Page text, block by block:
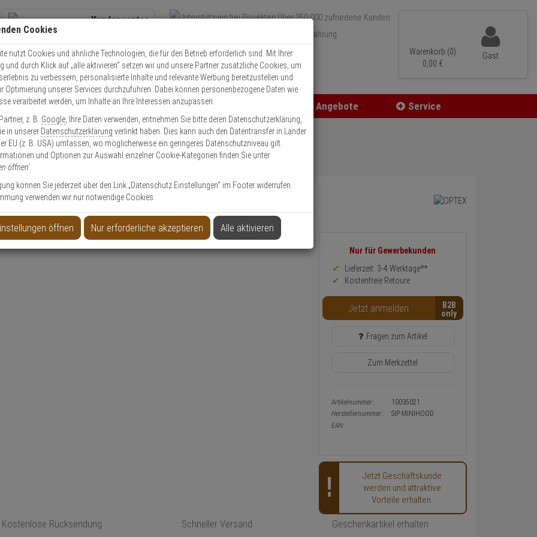
Kundencenter
Kontaktservice nutzen
Mo. - Do.: 8:00 - 16:30 Fr. 8:00 - 14:00 Uhr
Über 350.000 zufriedene Kunden
Über 15 Jahre Erfahrung
Schneller Versand
Warenkorb (0)
0, 00 €
Gast
Zutritt Einbruch Angebote Service
MINIHOOD Sonnen und Schneeschutz
Schneeschutz
Produktinformationen
Zubehörartikel, Schutzdach
Informationen
Preis,
Verfügbakeit
Warenkorb-
oder
Konfigurieren-
Nur für Gewerbekunden
Lieferzeit: 3-4 Werktage**
Kostenfreie Retoure
Jetzt anmelden B2B
Fragen zum Artikel
Zum Merkzettel
Artikelnummer:
10035021
Herstellernummer:
SIP-MINIHOOD
EAN:
Jetzt Geschäftskunde
werden und attraktive
Vorteile erhalten.
Kostenlose Rücksendung Schneller Versand Geschenkartikel erhalten
Cookies
nutzt Cookies und ähnliche Technologien, die für den Betrieb erforderlich sind. Mit Ihrer
und durch Klick auf „alle aktivieren“ setzen wir und unsere Partner zusätzliche Cookies, um
zu verbessern, personalisierte Inhalte und relevante Werbung bereitzustellen und
Optimierung unserer Services durchzuführen. Dabei können personenbezogene Daten wie
verarbeitet werden, um Inhalte an Ihre Interessen anzupassen.
z. B. Google , Ihre Daten verwenden, entnehmen Sie bitte deren Datenschutzerklärung,
in unserer Datenschutzerklärung verlinkt haben. Dies kann auch den Datentransfer in Länder
EU (z. B. USA) umfassen, wo möglicherweise ein geringeres Datenschutzniveau gilt.
und Optionen zur Auswahl einzelner Cookie-Kategorien finden Sie unter
öffnen'.
können Sie jederzeit über den Link „Datenschutz Einstellungen“ im Footer widerrufen.
verwenden wir nur notwendige Cookies.
öffnen Nur erforderliche akzeptieren Alle aktivieren